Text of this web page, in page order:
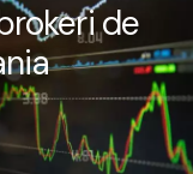
de